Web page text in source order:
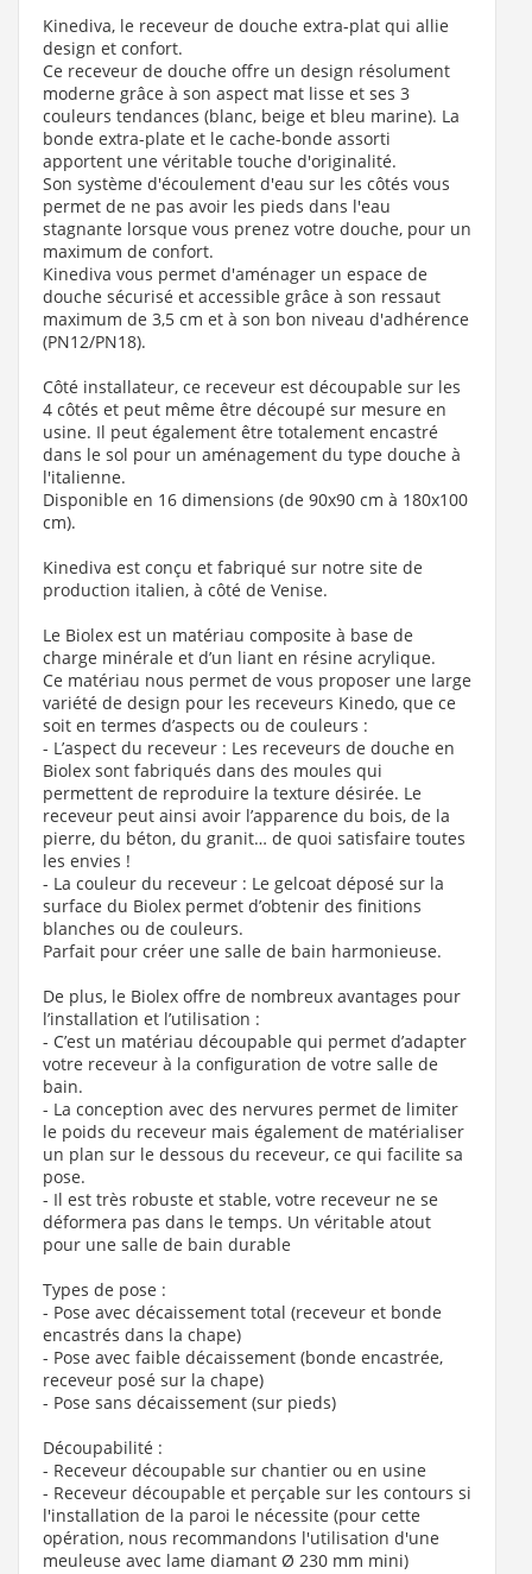
Kinediva, le receveur de douche extra-plat qui allie
design et confort.
Ce receveur de douche offre un design résolument
moderne grâce à son aspect mat lisse et ses 3
couleurs tendances (blanc, beige et bleu marine). La
bonde extra-plate et le cache-bonde assorti
apportent une véritable touche d'originalité.
Son système d'écoulement d'eau sur les côtés vous
permet de ne pas avoir les pieds dans l'eau
stagnante lorsque vous prenez votre douche, pour un
maximum de confort.
Kinediva vous permet d'aménager un espace de
douche sécurisé et accessible grâce à son ressaut
maximum de 3,5 cm et à son bon niveau d'adhérence
(PN12/PN18).
Côté installateur, ce receveur est découpable sur les
4 côtés et peut même être découpé sur mesure en
usine. Il peut également être totalement encastré
dans le sol pour un aménagement du type douche à
l'italienne.
Disponible en 16 dimensions (de 90x90 cm à 180x100
cm).
Kinediva est conçu et fabriqué sur notre site de
production italien, à côté de Venise.
Le Biolex est un matériau composite à base de
charge minérale et d’un liant en résine acrylique.
Ce matériau nous permet de vous proposer une large
variété de design pour les receveurs Kinedo, que ce
soit en termes d’aspects ou de couleurs :
- L’aspect du receveur : Les receveurs de douche en
Biolex sont fabriqués dans des moules qui
permettent de reproduire la texture désirée. Le
receveur peut ainsi avoir l’apparence du bois, de la
pierre, du béton, du granit… de quoi satisfaire toutes
les envies !
- La couleur du receveur : Le gelcoat déposé sur la
surface du Biolex permet d’obtenir des finitions
blanches ou de couleurs.
Parfait pour créer une salle de bain harmonieuse.
De plus, le Biolex offre de nombreux avantages pour
l’installation et l’utilisation :
- C’est un matériau découpable qui permet d’adapter
votre receveur à la configuration de votre salle de
bain.
- La conception avec des nervures permet de limiter
le poids du receveur mais également de matérialiser
un plan sur le dessous du receveur, ce qui facilite sa
pose.
- Il est très robuste et stable, votre receveur ne se
déformera pas dans le temps. Un véritable atout
pour une salle de bain durable
Types de pose :
- Pose avec décaissement total (receveur et bonde
encastrés dans la chape)
- Pose avec faible décaissement (bonde encastrée,
receveur posé sur la chape)
- Pose sans décaissement (sur pieds)
Découpabilité :
- Receveur découpable sur chantier ou en usine
- Receveur découpable et perçable sur les contours si
l'installation de la paroi le nécessite (pour cette
opération, nous recommandons l'utilisation d'une
meuleuse avec lame diamant Ø 230 mm mini)